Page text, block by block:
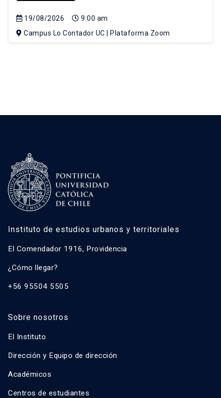
19/08/2026
9:00 am
Campus Lo Contador UC | Plataforma Zoom
Instituto de estudios urbanos y territoriales
El Comendador 1916, Providencia
¿Cómo llegar?
+56 95504 5505
Sobre nosotros
El Instituto
Dirección y Equipo de dirección
Académicos
Centros de estudiantes